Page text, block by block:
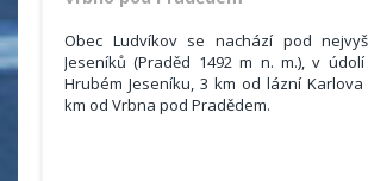
Obec Ludvíkov se nachází pod
Jeseníků (Praděd 1492 m n. m.), v
Hrubém Jeseníku, 3 km od lázní
km od Vrbna pod Pradědem.
Chata u Sovy se nachází v
okres Bruntál. Ubytování je vhodné